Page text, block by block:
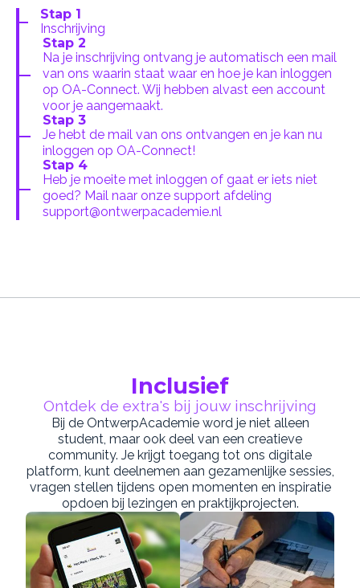
Stap 1
Inschrijving
Stap 2
Na je inschrijving ontvang je automatisch een mail
van ons waarin staat waar en hoe je kan inloggen
op OA-Connect. Wij hebben alvast een account
voor je aangemaakt.
Stap 3
Je hebt de mail van ons ontvangen en je kan nu
inloggen op OA-Connect!
Stap 4
Heb je moeite met inloggen of gaat er iets niet
goed? Mail naar onze support afdeling
support@ontwerpacademie.nl
Inclusief
Ontdek de extra's bij jouw inschrijving
Bij de OntwerpAcademie word je niet alleen
student, maar ook deel van een creatieve
community. Je krijgt toegang tot ons digitale
platform, kunt deelnemen aan gezamenlijke sessies,
vragen stellen tijdens open momenten en inspiratie
opdoen bij lezingen en praktijkprojecten.